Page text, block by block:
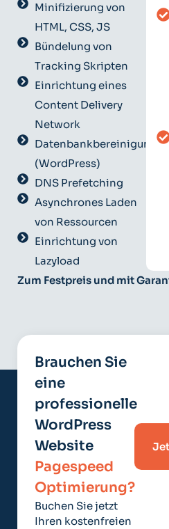
Minifizierung von
HTML, CSS, JS
Bündelung von
Tracking Skripten
Einrichtung eines
Content Delivery
Network
Datenbankbereinigung
(WordPress)
DNS Prefetching
Asynchrones Laden
von Ressourcen
Einrichtung von
Lazyload
Zum Festpreis und mit
Brauchen Sie
eine
professionelle
WordPress
Website
Pagespeed
Optimierung?
Buchen Sie jetzt
Ihren kostenfreien